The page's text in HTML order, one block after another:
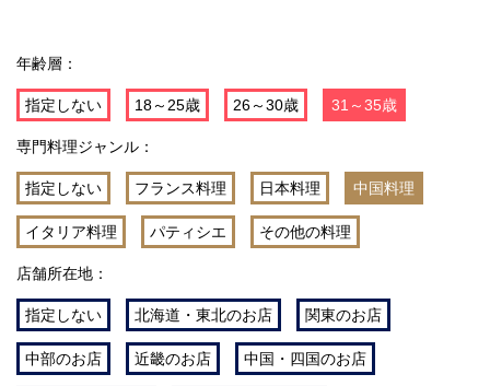
年齢層：
指定しない 18～25歳 26～30歳 31～35歳
専門料理ジャンル：
指定しない フランス料理 日本料理 中国料理
イタリア料理 パティシエ その他の料理
店舗所在地：
指定しない 北海道・東北のお店 関東のお店
中部のお店 近畿のお店 中国・四国のお店